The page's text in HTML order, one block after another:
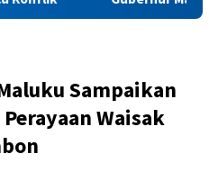
Sampaikan
Waisak